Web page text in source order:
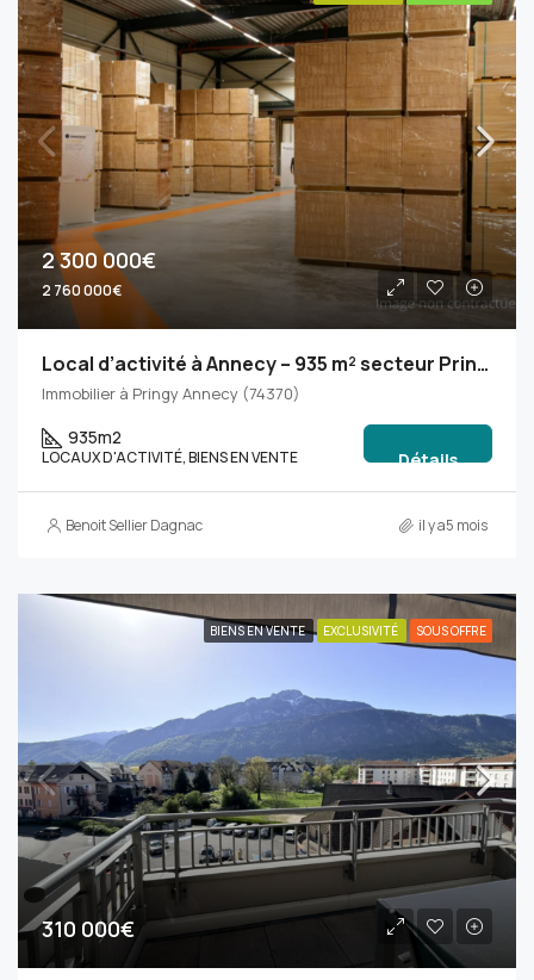
2 300 000€
2 760 000€
Local d’activité à Annecy – 935 m² secteur Pringy
Immobilier à Pringy Annecy (74370)
935m2
LOCAUX D'ACTIVITÉ, BIENS EN VENTE Détails
Benoit Sellier Dagnac il y a5 mois
BIENS EN VENTE EXCLUSIVITÉ SOUS OFFRE
310 000€